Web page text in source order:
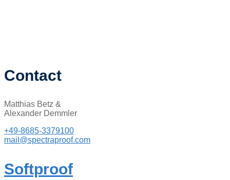
Contact
Matthias Betz &
Alexander Demmler
+49-8685-3379100
mail@spectraproof.com
Softproof